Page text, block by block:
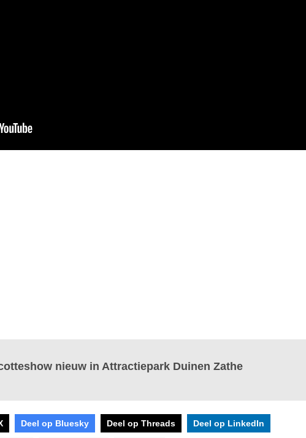
nieuw in Attractiepark Duinen Zathe
Deel op Bluesky Deel op Threads Deel op LinkedIn